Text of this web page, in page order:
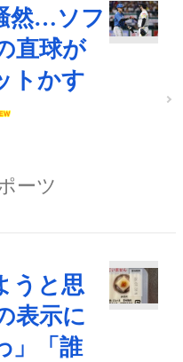
然…ソフ
直球が
トかす
ーツ
うと思
表示に
」「誰